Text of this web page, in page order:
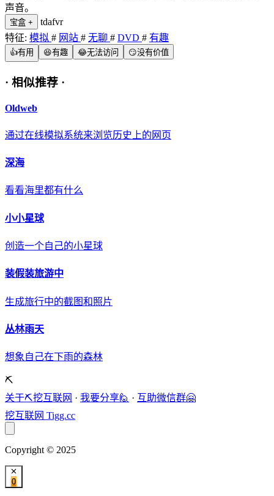
声音。
宝盒 +
tdafvr
特征: 模拟 # 网站 # 无聊 # DVD # 有趣
👍有用 😆有趣 😂无法访问 😏没有价值
· 相似推荐 ·
Oldweb
通过在线模拟系统来浏览历史上的网页
深海
看看海里都有什么
小小星球
创造一个自己的小星球
装假装旅游中
生成旅行中的截图和照片
丛林雨天
想象自己在下雨的森林
⛏️
关于⛏️挖互联网 · 我要分享🙋 · 互助微信群🤗
挖互联网 Tigg.cc
Copyright © 2025
0